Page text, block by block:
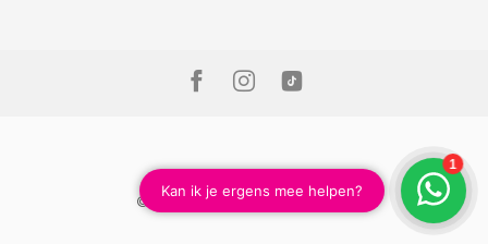
© Copyright 2026 Magic Nails B.V.